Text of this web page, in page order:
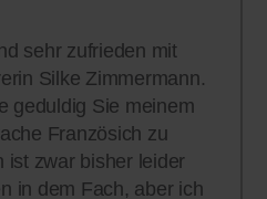
sehr zufrieden mit
Silke Zimmermann.
geduldig Sie meinem
Französich zu
ist zwar bisher leider
in dem Fach, aber ich